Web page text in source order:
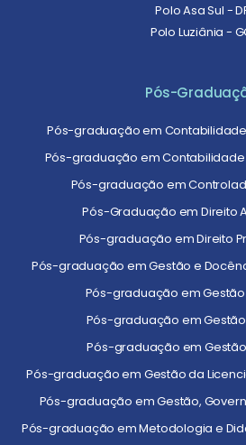
Polo Asa Sul -
Polo Luziânia -
Pós-
Pós-graduação em
Pós-graduação em Contabilidade
Pós-graduação em
Pós-Graduação em Direito
Pós-graduação em Direito
Pós-graduação em Gestão e
Pós-graduação em
Pós-graduação em
Pós-graduação em
Pós-graduação em Gestão da
Pós-graduação em Gestão,
Pós-graduação em Metodologia e